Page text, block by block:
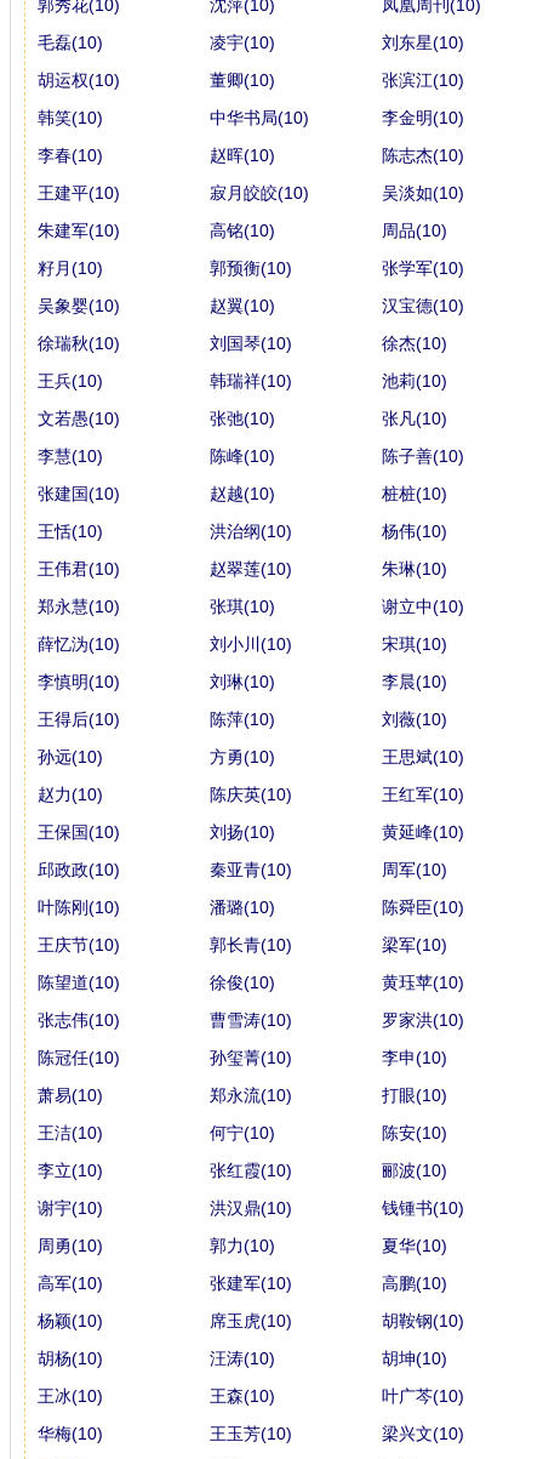
郭秀花(10) 沈萍(10)
凤凰周刊(10)
毛磊(10)
凌宇(10)
刘东星(10)
胡运权(10)
董卿(10)
张滨江(10)
韩笑(10)
中华书局(10)
李金明(10)
李春(10)
赵晖(10)
陈志杰(10)
王建平(10)
寂月皎皎(10)
吴淡如(10)
朱建军(10)
高铭(10)
周品(10)
籽月(10)
郭预衡(10)
张学军(10)
吴象婴(10)
赵翼(10)
汉宝德(10)
徐瑞秋(10)
刘国琴(10)
徐杰(10)
王兵(10)
韩瑞祥(10)
池莉(10)
文若愚(10)
张弛(10)
张凡(10)
李慧(10)
陈峰(10)
陈子善(10)
张建国(10)
赵越(10)
桩桩(10)
王恬(10)
洪治纲(10)
杨伟(10)
王伟君(10)
赵翠莲(10)
朱琳(10)
郑永慧(10)
张琪(10)
谢立中(10)
薛忆沩(10)
刘小川(10)
宋琪(10)
李慎明(10)
刘琳(10)
李晨(10)
王得后(10)
陈萍(10)
刘薇(10)
孙远(10)
方勇(10)
王思斌(10)
赵力(10)
陈庆英(10)
王红军(10)
王保国(10)
刘扬(10)
黄延峰(10)
邱政政(10)
秦亚青(10)
周军(10)
叶陈刚(10)
潘璐(10)
陈舜臣(10)
王庆节(10)
郭长青(10)
梁军(10)
陈望道(10)
徐俊(10)
黄珏苹(10)
张志伟(10)
曹雪涛(10)
罗家洪(10)
陈冠任(10)
孙玺菁(10)
李申(10)
萧易(10)
郑永流(10)
打眼(10)
王洁(10)
何宁(10)
陈安(10)
李立(10)
张红霞(10)
郦波(10)
谢宇(10)
洪汉鼎(10)
钱锺书(10)
周勇(10)
郭力(10)
夏华(10)
高军(10)
张建军(10)
高鹏(10)
杨颖(10)
席玉虎(10)
胡鞍钢(10)
胡杨(10)
汪涛(10)
胡坤(10)
王冰(10)
王森(10)
叶广芩(10)
华梅(10)
王玉芳(10)
梁兴文(10)